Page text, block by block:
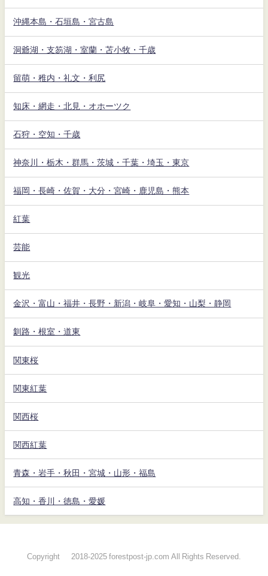
沖縄本島・石垣島・宮古島
洞爺湖・支笏湖・室蘭・苫小牧・千歳
留萌・稚内・礼文・利尻
知床・網走・北見・オホーツク
石狩・空知・千歳
神奈川・栃木・群馬・茨城・千葉・埼玉・東京
福岡・長崎・佐賀・大分・宮崎・鹿児島・熊本
紅葉
芸能
観光
金沢・富山・福井・長野・新潟・岐阜・愛知・山梨・静岡
釧路・根室・道東
関東桜
関東紅葉
関西桜
関西紅葉
青森・岩手・秋田・宮城・山形・福島
高知・香川・徳島・愛媛
Copyright © 2018-2025 forestpost-jp.com All Rights Reserved.